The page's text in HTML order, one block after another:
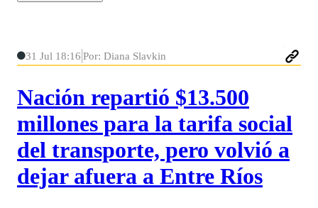
31 Jul 18:16 Por: Diana Slavkin
Nación repartió $13.500
millones para la tarifa social
del transporte, pero volvió a
dejar afuera a Entre Ríos